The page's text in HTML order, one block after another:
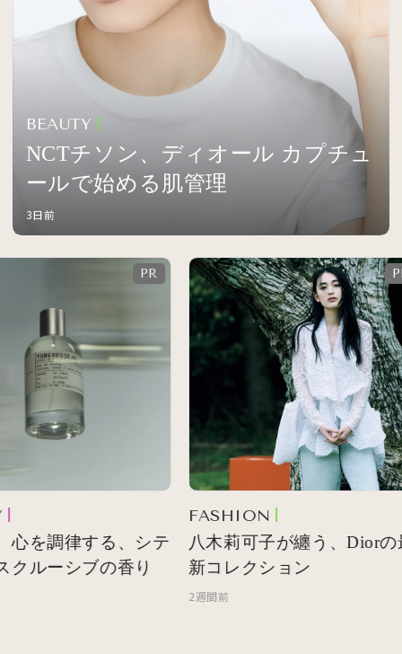
BEAUTY
NCTチソン、ディオール カプチュ
ールで始める肌管理
3日前
を調律する、シテ
ルーシブの香り
FASHION
八木莉可子が纏う、Diorの最
新コレクション
2週間前